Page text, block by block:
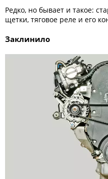
Редко, но бывает и такое:
щетки, тяговое реле и его
Заклинило